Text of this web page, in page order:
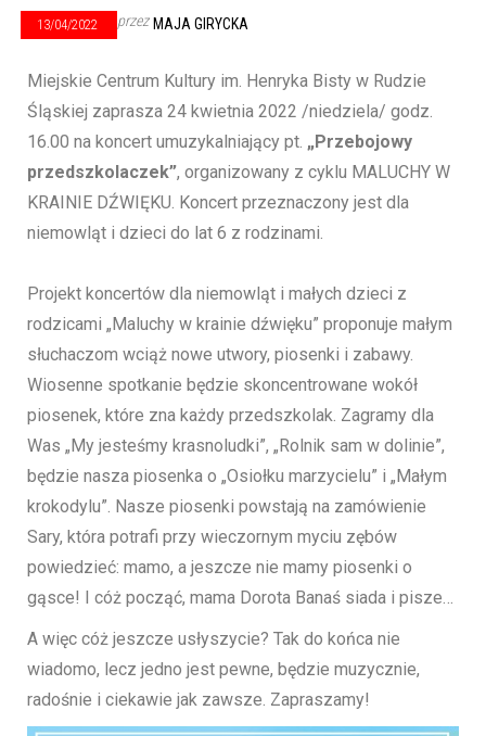
13/04/2022 przez MAJA GIRYCKA
Miejskie Centrum Kultury im. Henryka Bisty w Rudzie
Śląskiej zaprasza 24 kwietnia 2022 /niedziela/ godz.
16.00 na koncert umuzykalniający pt. „Przebojowy
przedszkolaczek”, organizowany z cyklu MALUCHY W
KRAINIE DŹWIĘKU. Koncert przeznaczony jest dla
niemowląt i dzieci do lat 6 z rodzinami.
Projekt koncertów dla niemowląt i małych dzieci z
rodzicami „Maluchy w krainie dźwięku” proponuje małym
słuchaczom wciąż nowe utwory, piosenki i zabawy.
Wiosenne spotkanie będzie skoncentrowane wokół
piosenek, które zna każdy przedszkolak. Zagramy dla
Was „My jesteśmy krasnoludki”, „Rolnik sam w dolinie”,
będzie nasza piosenka o „Osiołku marzycielu” i „Małym
krokodylu”. Nasze piosenki powstają na zamówienie
Sary, która potrafi przy wieczornym myciu zębów
powiedzieć: mamo, a jeszcze nie mamy piosenki o
gąsce! I cóż począć, mama Dorota Banaś siada i pisze…
A więc cóż jeszcze usłyszycie? Tak do końca nie
wiadomo, lecz jedno jest pewne, będzie muzycznie,
radośnie i ciekawie jak zawsze. Zapraszamy!